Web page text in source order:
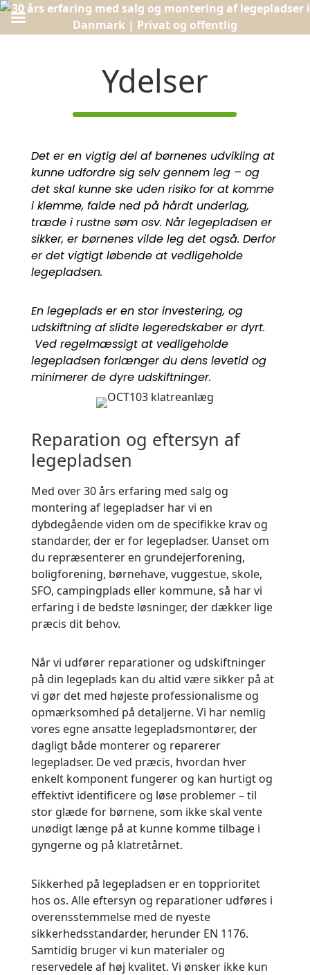
Ydelser
Det er en vigtig del af børnenes udvikling at
kunne udfordre sig selv gennem leg – og
det skal kunne ske uden risiko for at komme
i klemme, falde ned på hårdt underlag,
træde i rustne søm osv. Når legepladsen er
sikker, er børnenes vilde leg det også. Derfor
er det vigtigt løbende at vedligeholde
legepladsen.
En legeplads er en stor investering, og
udskiftning af slidte legeredskaber er dyrt.
Ved regelmæssigt at vedligeholde
legepladsen forlænger du dens levetid og
minimerer de dyre udskiftninger.
Reparation og eftersyn af
legepladsen
Med over 30 års erfaring med salg og
montering af legepladser har vi en
dybdegående viden om de specifikke krav og
standarder, der er for legepladser. Uanset om
du repræsenterer en grundejerforening,
boligforening, børnehave, vuggestue, skole,
SFO, campingplads eller kommune, så har vi
erfaring i de bedste løsninger, der dækker lige
præcis dit behov.
Når vi udfører reparationer og udskiftninger
på din legeplads kan du altid være sikker på at
vi gør det med højeste professionalisme og
opmærksomhed på detaljerne. Vi har nemlig
vores egne ansatte legepladsmontører, der
dagligt både monterer og reparerer
legepladser. De ved præcis, hvordan hver
enkelt komponent fungerer og kan hurtigt og
effektivt identificere og løse problemer – til
stor glæde for børnene, som ikke skal vente
unødigt længe på at kunne komme tilbage i
gyngerne og på klatretårnet.
Sikkerhed på legepladsen er en topprioritet
hos os. Alle eftersyn og reparationer udføres i
overensstemmelse med de nyeste
sikkerhedsstandarder, herunder EN 1176.
Samtidig bruger vi kun materialer og
reservedele af høj kvalitet. Vi ønsker ikke kun